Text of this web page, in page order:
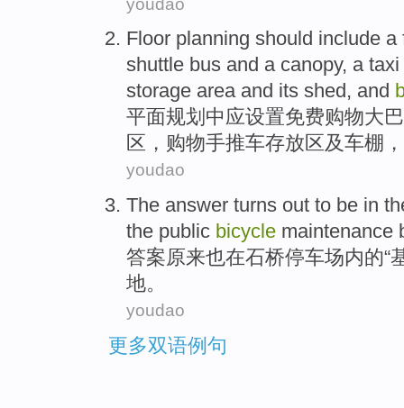
Floor planning should include a
shuttle bus and a canopy, a taxi
storage area and its shed, and
平面规划中应设置免费购物大巴
区 ，购物手推车存放 区及车棚 ，
youdao
The answer turns out to be in
the public bicycle maintenance
答案原来也在石桥停车场内的“
地。
youdao
更多双语例句